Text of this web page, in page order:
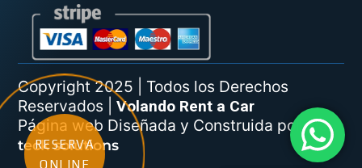
RESERVA
ONLINE
Copyright 2025 | Todos los Derechos
Reservados |Volando Rent a Car
Página web Diseñada y Construida porweb
teck solutions